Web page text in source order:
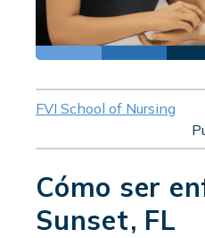
FVI School of Nursing
Cómo ser
Sunset, FL